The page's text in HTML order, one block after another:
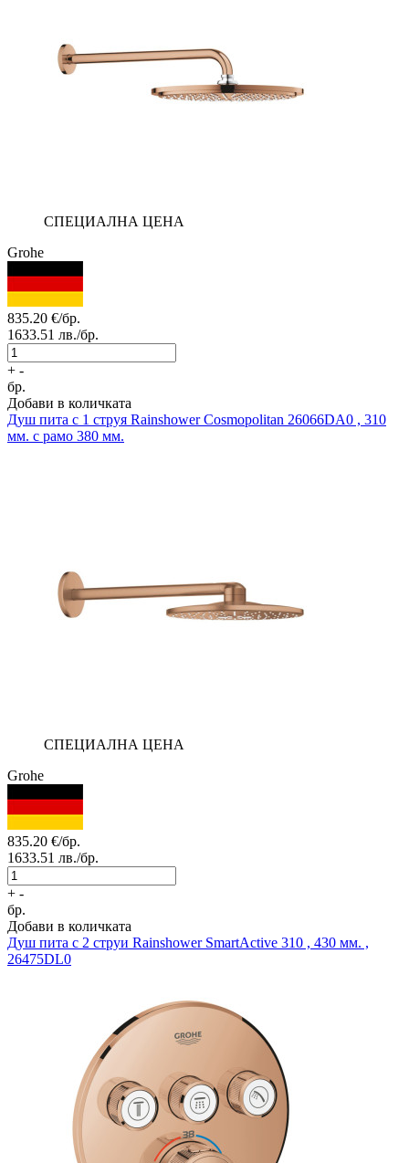
СПЕЦИАЛНА ЦЕНА
Grohe
835.20 €/бр.
1633.51 лв./бр.
+ -
бр.
Добави в количката
Душ пита с 1 струя Rainshower Cosmopolitan 26066DA0 , 310
мм. с рамо 380 мм.
СПЕЦИАЛНА ЦЕНА
Grohe
835.20 €/бр.
1633.51 лв./бр.
+ -
бр.
Добави в количката
Душ пита с 2 струи Rainshower SmartActive 310 , 430 мм. ,
26475DL0